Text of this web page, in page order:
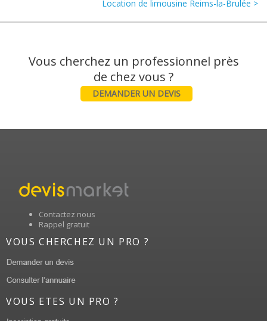
Location de limousine Reims-la-Brulée >
Vous cherchez un professionnel près
DEMANDER UN DEVIS
Contactez nous
Rappel gratuit
VOUS CHERCHEZ UN PRO ?
VOUS ETES UN PRO ?